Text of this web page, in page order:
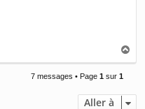
a
7 messages • Page 1 sur 1
Aller à